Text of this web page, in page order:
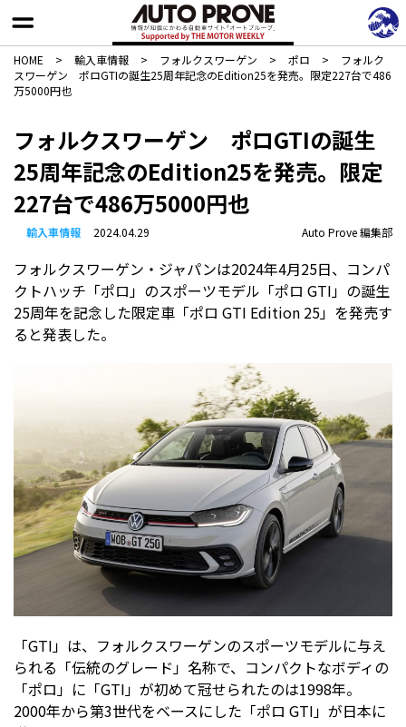
HOME > 輸入車情報 > フォルクスワーゲン > ポロ >
フォルク
スワーゲン ポロGTIの誕生25周年記念のEdition25を発売。限定227台で486
万5000円也
フォルクスワーゲン ポロGTIの誕生
25周年記念のEdition25を発売。限定
227台で486万5000円也
輸入車情報 2024.04.29 Auto Prove 編集部
フォルクスワーゲン・ジャパンは2024年4月25日、コンパ
クトハッチ「ポロ」のスポーツモデル「ポロ GTI」の誕生
25周年を記念した限定車「ポロ GTI Edition 25」を発売す
ると発表した。
「GTI」は、フォルクスワーゲンのスポーツモデルに与え
られる「伝統のグレード」名称で、コンパクトなボディの
「ポロ」に「GTI」が初めて冠せられたのは1998年。
2000年から第3世代をベースにした「ポロ GTI」が日本に